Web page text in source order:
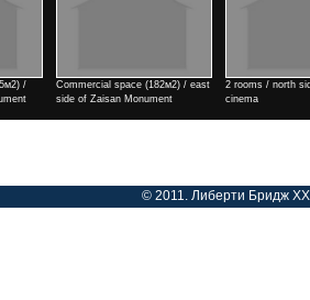
3 rooms / Park view town
Commercial space (182м2) / east
side of Zaisan Monument
© 2011. Либерти Бридж